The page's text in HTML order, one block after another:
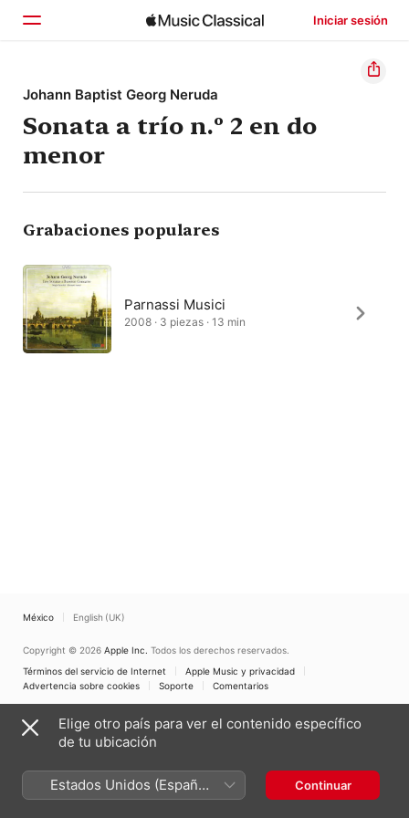
Iniciar sesión
Inicio
Explorar
Buscar
Johann Baptist Georg Neruda
Sonata a trío n.º 2 en do
menor
Grabaciones populares
Parnassi Musici
2008 · 3 piezas · 13 min
México English (UK)
Copyright © 2026 Apple Inc. Todos los derechos reservados.
Términos del servicio de Internet
Apple Music y privacidad
Advertencia sobre cookies
Soporte Comentarios
Elige otro país para ver el contenido específico
de tu ubicación
Estados Unidos (Español
México)
Continuar